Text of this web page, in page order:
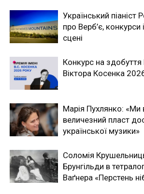
Український
про Верб’є, конкурси
сцені
Конкурс на здобуття
Віктора Косенка
Марія Пухлянко: «Ми
величезний пласт
української музики»
Соломія
Брунгільди в
Ваґнера «Перстень